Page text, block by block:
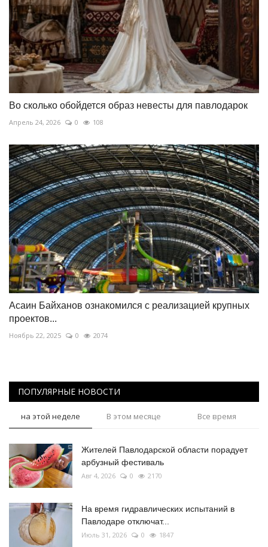
Во сколько обойдется образ невесты для павлодарок
Апрель 24, 2026 0 108
Асаин Байханов ознакомился с реализацией крупных
проектов...
Ноябрь 22, 2025 0 2074
ПОПУЛЯРНЫЕ НОВОСТИ
на этой неделе В этом месяце Все время
Жителей Павлодарской области порадует
арбузный фестиваль
Авг 4, 2026 0 2170
На время гидравлических испытаний в
Павлодаре отключат...
Июль 31, 2026 0 1847